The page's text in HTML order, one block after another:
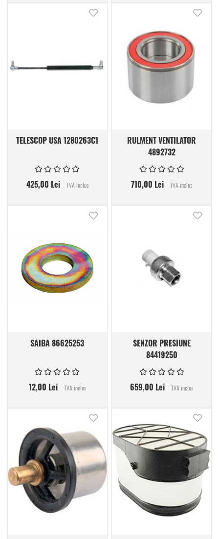
TELESCOP USA 1280263C1
425,00 Lei TVA inclus
RULMENT VENTILATOR
4892732
710,00 Lei TVA inclus
SAIBA 86625253
12,00 Lei TVA inclus
SENZOR PRESIUNE
84419250
659,00 Lei TVA inclus